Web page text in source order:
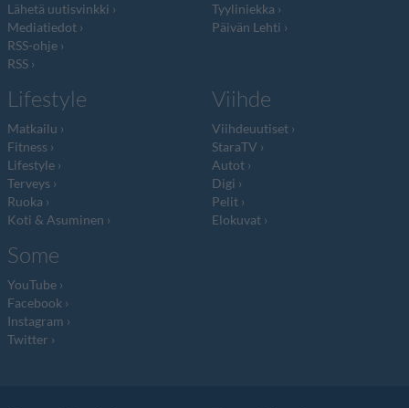
Lähetä uutisvinkki
Mediatiedot
RSS-ohje
RSS
Tyyliniekka
Päivän Lehti
Lifestyle
Matkailu
Fitness
Lifestyle
Terveys
Ruoka
Koti & Asuminen
Viihde
Viihdeuutiset
StaraTV
Autot
Digi
Pelit
Elokuvat
Some
YouTube
Facebook
Instagram
Twitter